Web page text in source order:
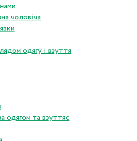
чоловіча
одягу і взуття
одягом та взуттяс